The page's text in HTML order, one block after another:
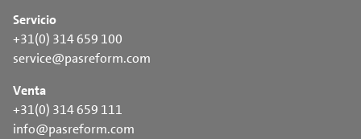
Servicio
+31(0) 314 659 100
service@pasreform.com
Venta
+31(0) 314 659 111
info@pasreform.com